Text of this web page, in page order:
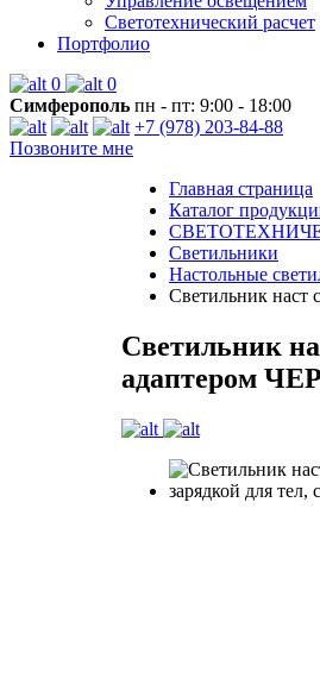
Светотехнический расчет
Портфолио
0
0
Симферополь пн - пт: 9:00 - 18:00
+7 (978) 203-84-88
Позвоните мне
Главная страница
Каталог
Светильники
Настольные
Светильник наст
Светильник
адаптером